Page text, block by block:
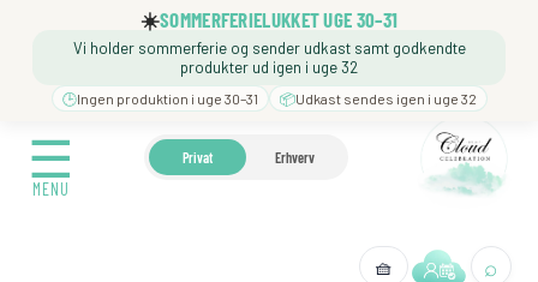
☀️SOMMERFERIELUKKET UGE 30–31
Vi holder sommerferie og sender udkast samt godkendte
produkter ud igen i uge 32
🕒Ingen produktion i uge 30–31 📦Udkast sendes igen i uge 32
☰
MENU
Privat Erhverv
🧺 ⌕
☰
MENU
🍼 BARNEDÅB ❓️ BESØG